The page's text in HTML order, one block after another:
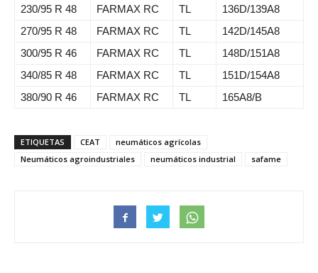
230/95 R 48
FARMAX RC TL
136D/139A8
270/95 R 48
FARMAX RC TL
142D/145A8
300/95 R 46
FARMAX RC TL
148D/151A8
340/85 R 48
FARMAX RC TL
151D/154A8
380/90 R 46
FARMAX RC TL 165A8/B
ETIQUETAS CEAT
neumáticos agrícolas
Neumáticos agroindustriales
neumáticos industrial safame